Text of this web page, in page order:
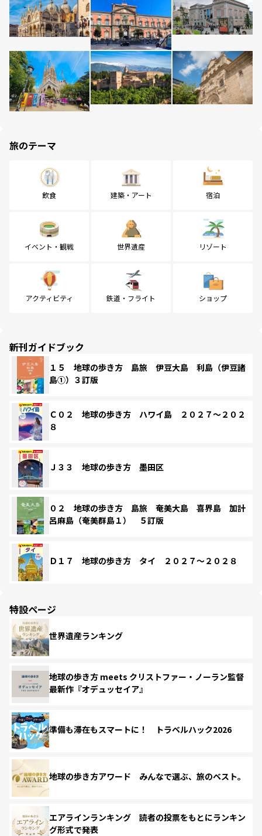
旅のテーマ
飲食 建築・アート 宿泊
イベント・観戦 世界遺産 リゾート
アクティビティ 鉄道・フライト ショップ
新刊ガイドブック
１５ 地球の歩き方 島旅 伊豆大島 利島（伊豆諸
島①）３訂版
Ｃ０２ 地球の歩き方 ハワイ島 ２０２７～２０２
８
Ｊ３３ 地球の歩き方 墨田区
０２ 地球の歩き方 島旅 奄美大島 喜界島 加計
呂麻島（奄美群島１） ５訂版
Ｄ１７ 地球の歩き方 タイ ２０２７～２０２８
特設ページ
世界遺産ランキング
地球の歩き方 meets クリストファー・ノーラン監督
最新作『オデュッセイア』
準備も滞在もスマートに！ トラベルハック2026
地球の歩き方アワード みんなで選ぶ、旅のベスト。
エアラインランキング 読者の投票をもとにランキン
グ形式で発表